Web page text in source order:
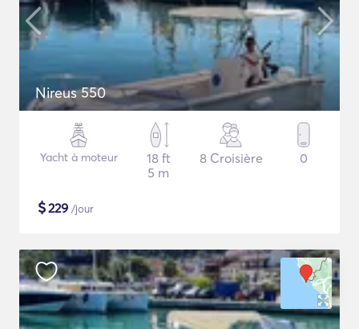
Nireus 550
Yacht à moteur
18 ft
5 m
8 Croisière 0
$229 /jour